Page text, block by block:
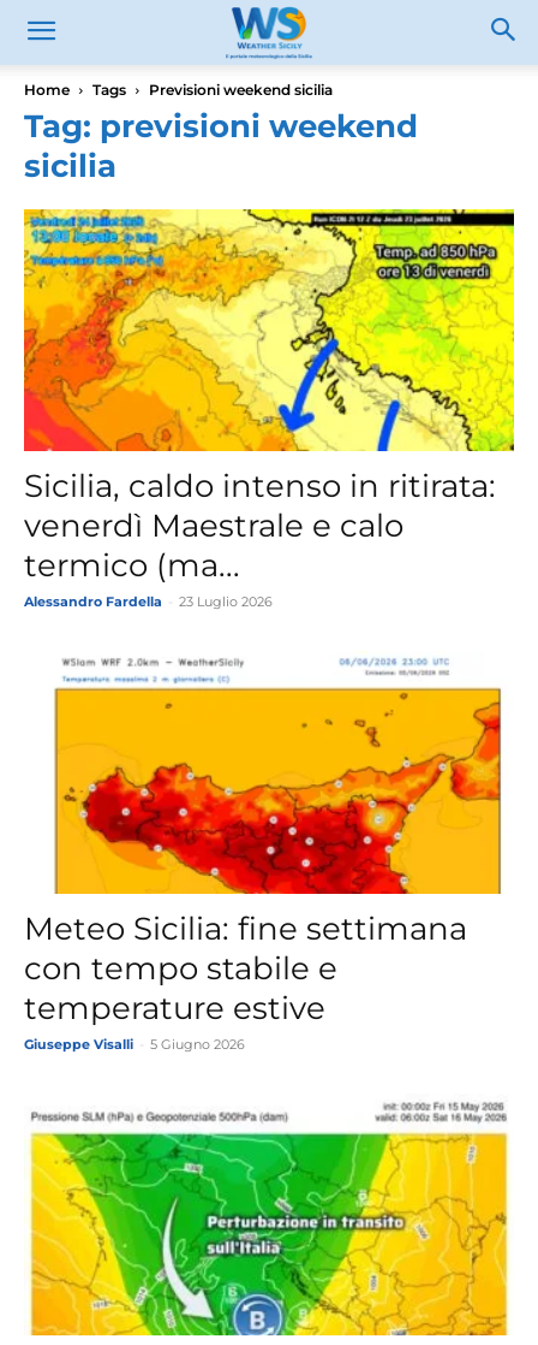
Home Tags Previsioni weekend sicilia
Tag: previsioni weekend
sicilia
Sicilia, caldo intenso in ritirata:
venerdì Maestrale e calo
termico (ma...
Alessandro Fardella 23 Luglio 2026
Meteo Sicilia: fine settimana
con tempo stabile e
temperature estive
Giuseppe Visalli 5 Giugno 2026